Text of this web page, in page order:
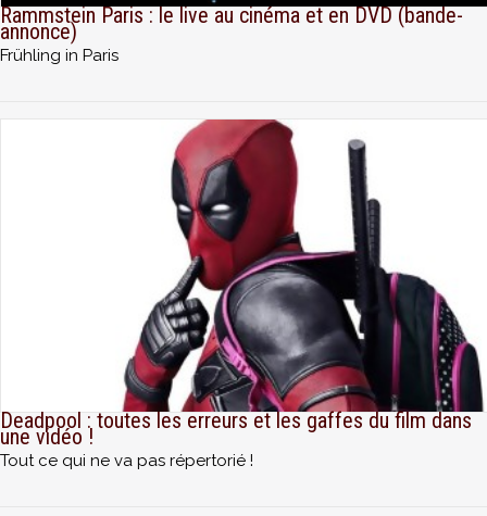
Rammstein Paris : le live au cinéma et en DVD (bande-
annonce)
Frühling in Paris
Deadpool : toutes les erreurs et les gaffes du film dans
une vidéo !
Tout ce qui ne va pas répertorié !